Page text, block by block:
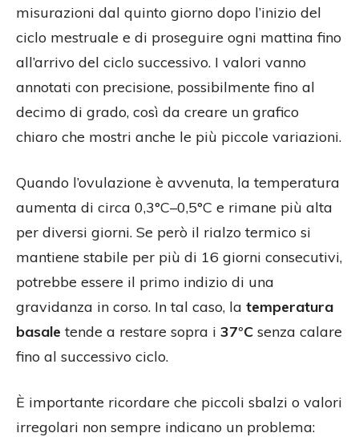
misurazioni dal quinto giorno dopo l’inizio del
ciclo mestruale e di proseguire ogni mattina fino
all’arrivo del ciclo successivo. I valori vanno
annotati con precisione, possibilmente fino al
decimo di grado, così da creare un grafico
chiaro che mostri anche le più piccole variazioni.
Quando l’ovulazione è avvenuta, la temperatura
aumenta di circa 0,3°C–0,5°C e rimane più alta
per diversi giorni. Se però il rialzo termico si
mantiene stabile per più di 16 giorni consecutivi,
potrebbe essere il primo indizio di una
gravidanza in corso. In tal caso, la temperatura
basale tende a restare sopra i 37°C senza calare
fino al successivo ciclo.
È importante ricordare che piccoli sbalzi o valori
irregolari non sempre indicano un problema: